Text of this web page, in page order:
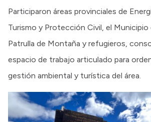
Participaron áreas provinciales de
Turismo y Protección Civil, el Municipio
Patrulla de Montaña y refugieros,
espacio de trabajo articulado para
gestión ambiental y turística del área.